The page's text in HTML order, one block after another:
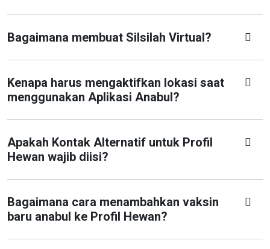
Bagaimana membuat Silsilah Virtual?
Kenapa harus mengaktifkan lokasi saat
menggunakan Aplikasi Anabul?
Apakah Kontak Alternatif untuk Profil
Hewan wajib diisi?
Bagaimana cara menambahkan vaksin
baru anabul ke Profil Hewan?